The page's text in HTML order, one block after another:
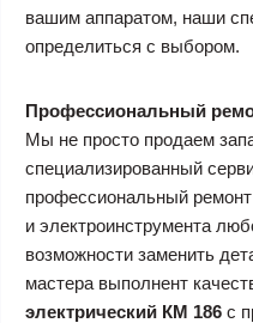
вашим аппаратом, наши
определиться с выбором.
Профессиональный
Мы не просто продаем
специализированный
профессиональный
и электроинструмента
возможности заменить
мастера выполнент
электрический КМ 186 с